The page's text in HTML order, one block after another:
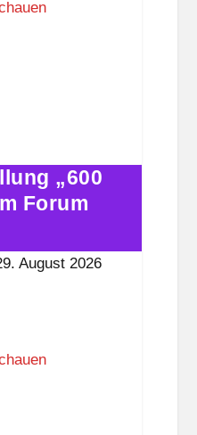
„600
Forum
August 2026